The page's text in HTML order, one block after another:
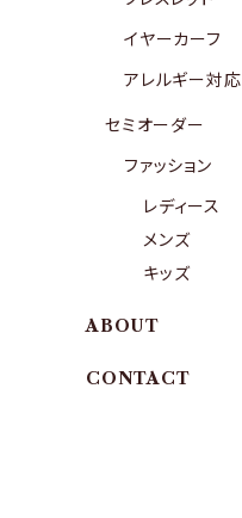
イヤーカーフ
アレルギー対応
セミオーダー
ファッション
レディース
メンズ
キッズ
ABOUT
CONTACT